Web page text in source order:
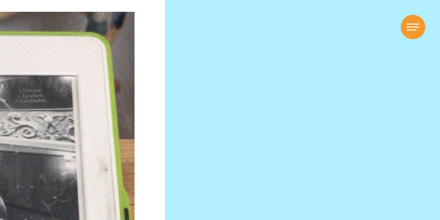
Neueste Beiträge
Rezension von Tokio Regen von
Yarros!
Rezension Fallen Queen – ein Herz so
schwarz wie Ebenholz
Rezension von Bin Hexen geht in
Deckung!
Mein Lesemonat Juni
Meta